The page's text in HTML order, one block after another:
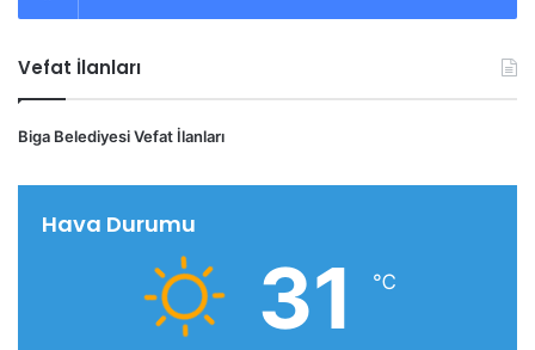
Vefat İlanları
Biga Belediyesi Vefat İlanları
Hava Durumu
31 ℃